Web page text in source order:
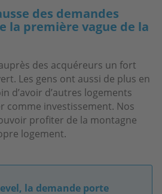
des demandes
la première vague de la
des acquéreurs un fort
Les gens ont aussi de plus en
d’avoir d’autres logements
comme investissement. Nos
profiter de la montagne
logement.
la demande porte